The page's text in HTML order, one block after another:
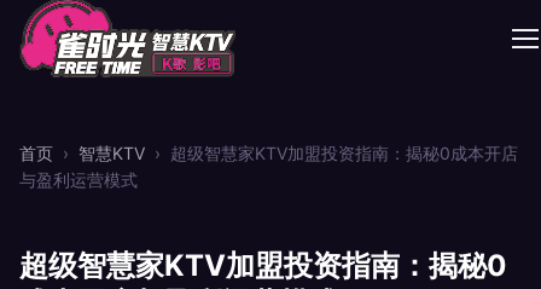
首页 › 智慧KTV › 超级智慧家KTV加盟投资指南：揭秘0成本开店
与盈利运营模式
超级智慧家KTV加盟投资指南：揭秘0